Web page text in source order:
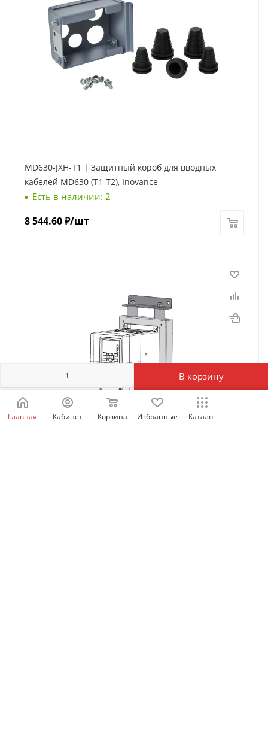
В корзину
MD630-JXH-T1 | Защитный короб для вводных
кабелей MD630 (Т1-Т2), Inovance
Есть в наличии: 2
8 544.60₽/шт
Главная Кабинет Корзина Избранные Каталог